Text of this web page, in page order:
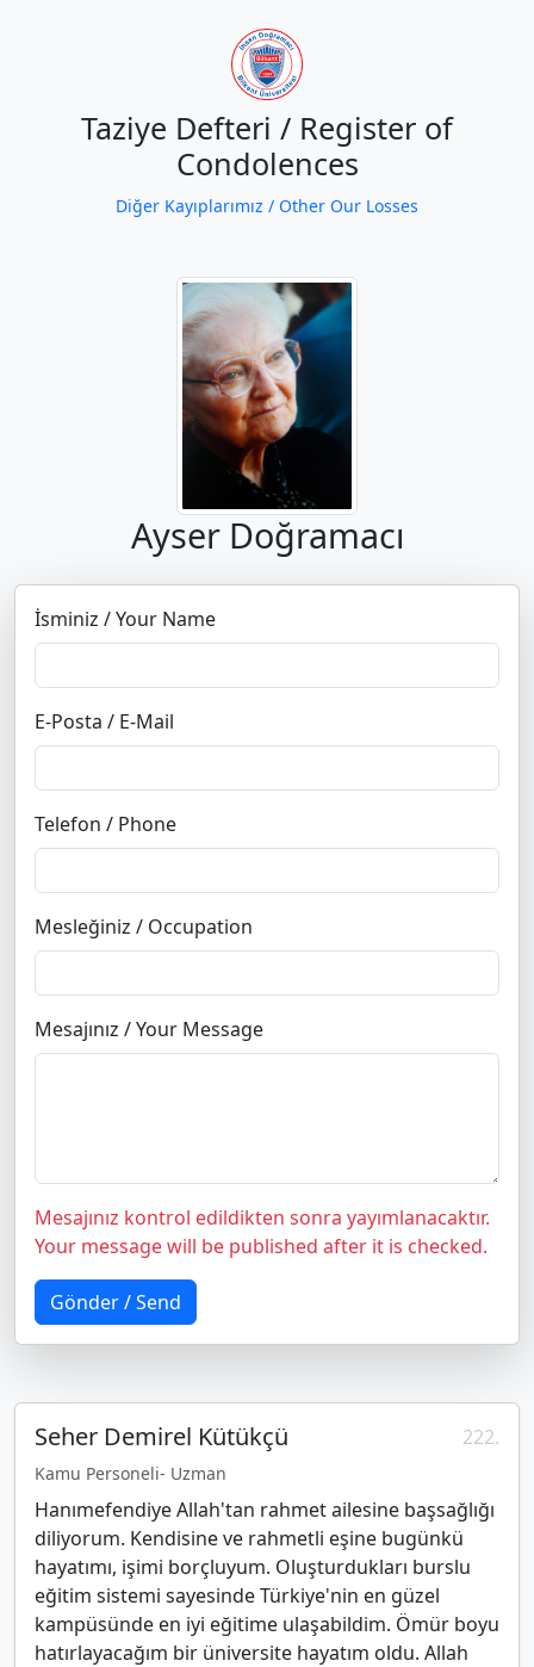
Taziye Defteri / Register of
Condolences
Diğer Kayıplarımız / Other Our Losses
Ayser Doğramacı
İsminiz / Your Name
E-Posta / E-Mail
Telefon / Phone
Mesleğiniz / Occupation
Mesajınız / Your Message
Mesajınız kontrol edildikten sonra yayımlanacaktır.
Your message will be published after it is checked.
Gönder / Send
Seher Demirel Kütükçü
Kamu Personeli- Uzman
222.
Hanımefendiye Allah'tan rahmet ailesine başsağlığı
diliyorum. Kendisine ve rahmetli eşine bugünkü
hayatımı, işimi borçluyum. Oluşturdukları burslu
eğitim sistemi sayesinde Türkiye'nin en güzel
kampüsünde en iyi eğitime ulaşabildim. Ömür boyu
hatırlayacağım bir üniversite hayatım oldu. Allah